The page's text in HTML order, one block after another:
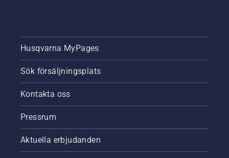
Husqvarna MyPages
Sök försäljningsplats
Kontakta oss
Pressrum
Aktuella erbjudanden